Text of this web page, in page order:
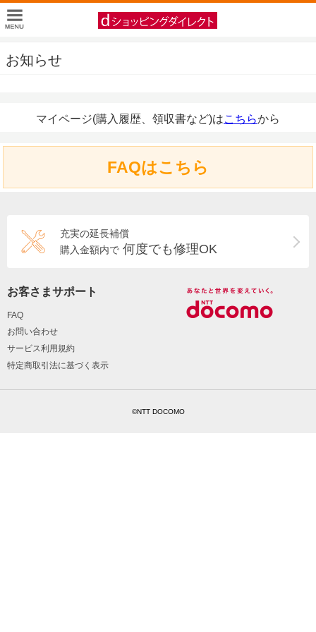
お知らせ
マイページ(購入履歴、領収書など)はこちらから
FAQはこちら
充実の延長補償
購入金額内で 何度でも修理OK
お客さまサポート
FAQ
お問い合わせ
サービス利用規約
特定商取引法に基づく表示
©NTT DOCOMO